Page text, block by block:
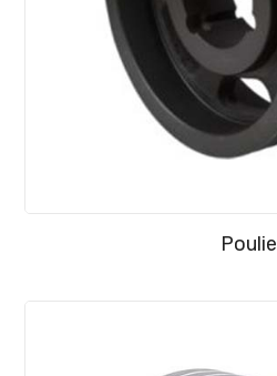
Poulie